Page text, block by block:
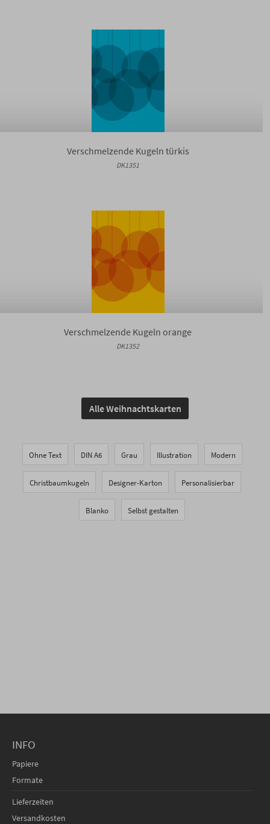
Verschmelzende Kugeln türkis
DK1351
Verschmelzende Kugeln orange
DK1352
Alle Weihnachtskarten
Ohne Text DIN A6 Grau Illustration Modern
Christbaumkugeln Designer-Karton Personalisierbar
Blanko Selbst gestalten
INFO
Papiere
Formate
Lieferzeiten
Versandkosten